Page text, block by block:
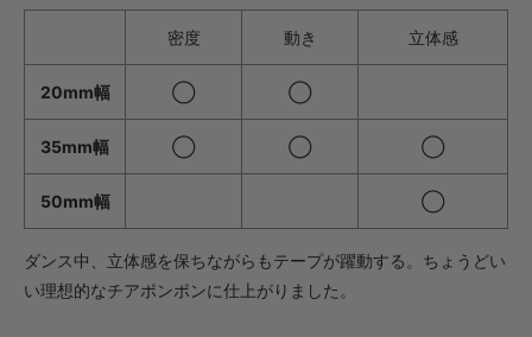
・【完成仕上】ｸﾞﾘｯﾌﾟ大
1,298円(税込)
・【カット仕上】ｸﾞﾘｯﾌﾟ小
528円(税込)
572円(税込)
・【完成仕上】ｸﾞﾘｯﾌﾟ小
1,078円(税込)
密度 動き 立体感
20mm幅 ◯ ◯
35mm幅 ◯ ◯ ◯
50mm幅 ◯
ダンス中、立体感を保ちながらもテープが躍動する。ちょうどい
い理想的なチアポンポンに仕上がりました。